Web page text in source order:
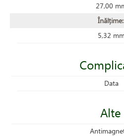
27,00
Înălțime:
5,32 mm
Data
Alte